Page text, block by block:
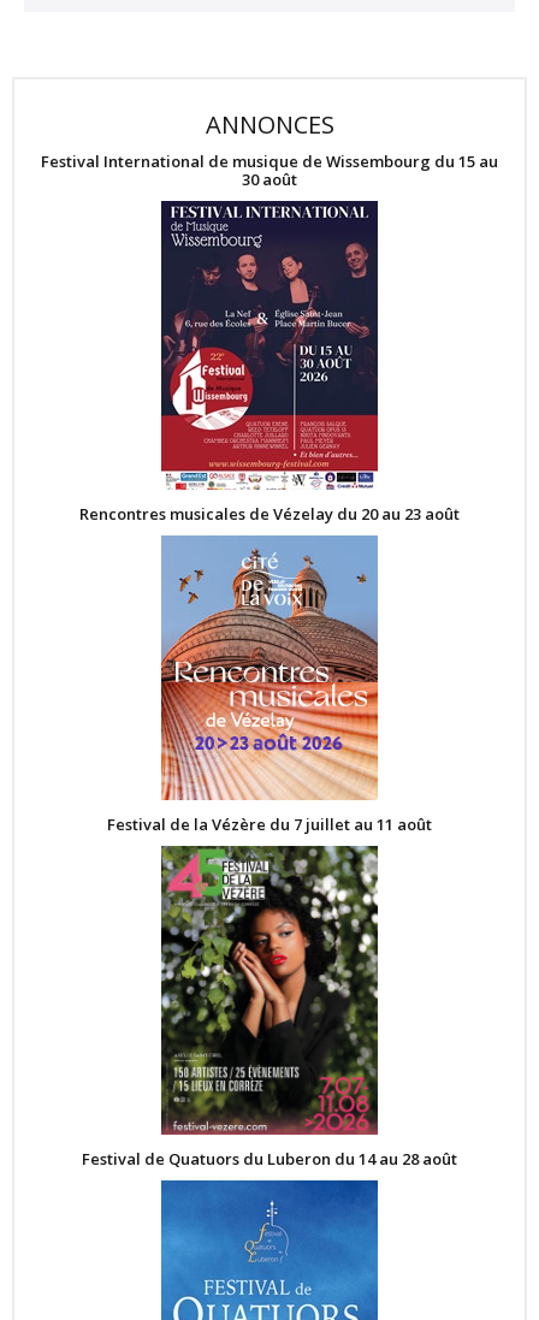
ANNONCES
Festival International de musique de Wissembourg du 15 au
30 août
Rencontres musicales de Vézelay du 20 au 23 août
Festival de la Vézère du 7 juillet au 11 août
Festival de Quatuors du Luberon du 14 au 28 août